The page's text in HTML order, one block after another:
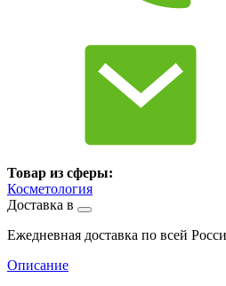
Товар из сферы:
Косметология
Доставка в
Ежедневная доставка по всей
Описание